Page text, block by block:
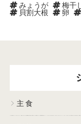
みょうが 梅干
貝割大根
卵
主食